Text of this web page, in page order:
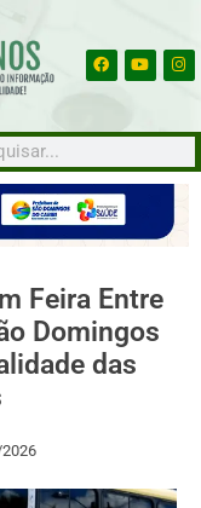
Feira Entre
Domingos
das